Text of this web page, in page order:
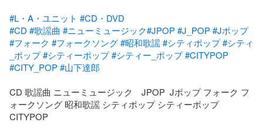
#L・A・ユニット #CD・DVD
#CD #歌謡曲 #ニューミュージック#JPOP#J_POP#Jポップ
#フォーク #フォークソング#昭和歌謡#シティポップ#シティ
_ポップ#シティーポップ#シティー_ポップ#CITYPOP
#CITY_POP#山下達郎
CD 歌謡曲 ニューミュージック　JPOP  Jポップ フォーク フ
ォークソング 昭和歌謡 シティポップ シティーポップ
CITYPOP